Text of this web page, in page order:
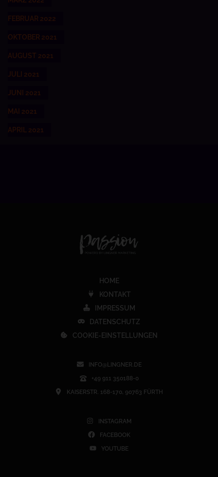
FEBRUAR 2022
OKTOBER 2021
AUGUST 2021
JULI 2021
JUNI 2021
MAI 2021
APRIL 2021
HOME
KONTAKT
IMPRESSUM
DATENSCHUTZ
COOKIE-EINSTELLUNGEN
INFO@LINGNER.DE
+49 911 350188-0
KAISERSTR. 168-170, 90763 FÜRTH
INSTAGRAM
FACEBOOK
YOUTUBE